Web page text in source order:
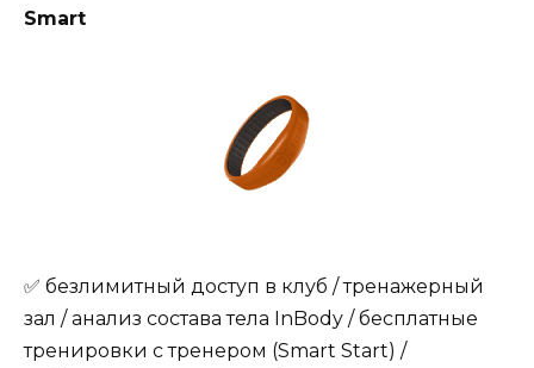
Smart
✅ безлимитный доступ в клуб / тренажерный
зал / анализ состава тела InBody / бесплатные
тренировки с тренером (Smart Start) /